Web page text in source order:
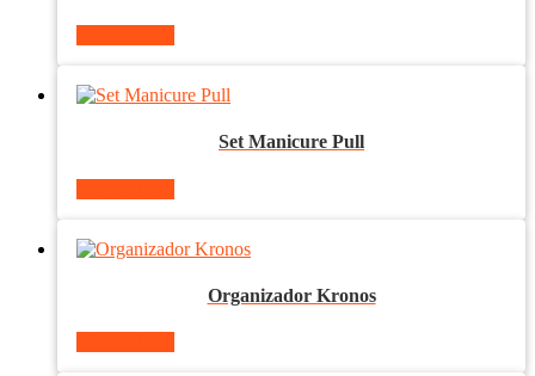
Set Manicure Pull
Organizador Kronos